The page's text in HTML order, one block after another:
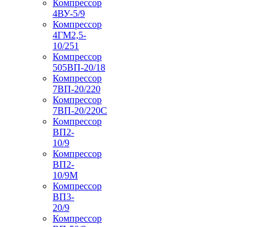
Компрессор
4ВУ-5/9
Компрессор
4ГМ2,5-
10/251
Компрессор
505ВП-20/18
Компрессор
7ВП-20/220
Компрессор
7ВП-20/220С
Компрессор
ВП2-
10/9
Компрессор
ВП2-
10/9М
Компрессор
ВП3-
20/9
Компрессор